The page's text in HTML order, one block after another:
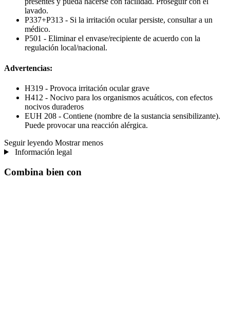
lavado.
P337+P313 - Si la irritación ocular persiste, consultar a un
médico.
P501 - Eliminar el envase/recipiente de acuerdo con la
regulación local/nacional.
Advertencias:
H319 - Provoca irritación ocular grave
H412 - Nocivo para los organismos acuáticos, con efectos
nocivos duraderos
EUH 208 - Contiene (nombre de la sustancia sensibilizante).
Puede provocar una reacción alérgica.
Seguir leyendo Mostrar menos
Información legal
Combina bien con